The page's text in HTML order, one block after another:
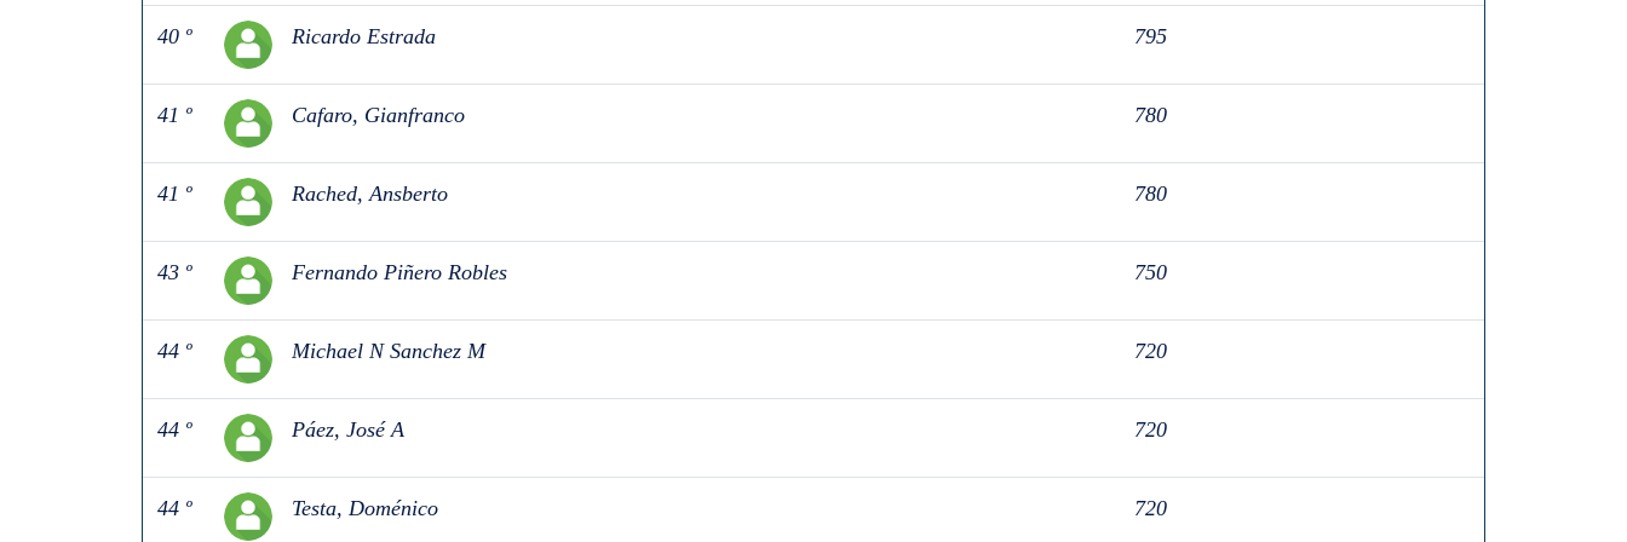
40 º Ricardo Estrada 795
41 º Cafaro, Gianfranco 780
41 º Rached, Ansberto 780
43 º Fernando Piñero Robles 750
44 º Michael N Sanchez M 720
44 º Páez, José A 720
44 º Testa, Doménico 720